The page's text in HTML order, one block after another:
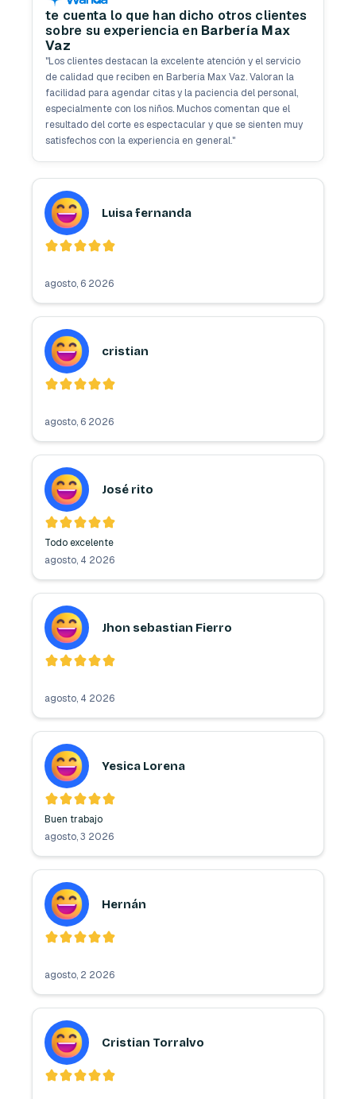
te cuenta lo que han dicho otros clientes
sobre su experiencia en Barbería Max
Vaz
"Los clientes destacan la excelente atención y el servicio
de calidad que reciben en Barbería Max Vaz. Valoran la
facilidad para agendar citas y la paciencia del personal,
especialmente con los niños. Muchos comentan que el
resultado del corte es espectacular y que se sienten muy
satisfechos con la experiencia en general."
Luisa fernanda
agosto, 6 2026
cristian
agosto, 6 2026
José rito
Todo excelente
agosto, 4 2026
Jhon sebastian Fierro
agosto, 4 2026
Yesica Lorena
Buen trabajo
agosto, 3 2026
Hernán
agosto, 2 2026
Cristian Torralvo